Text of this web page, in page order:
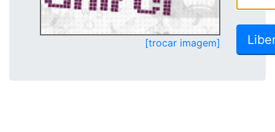
[trocar imagem]